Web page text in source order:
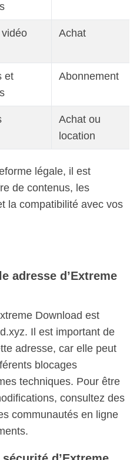
Achat
et
Abonnement
Achat ou
location
légale, il est
de contenus, les
la compatibilité avec vos
adresse d’Extreme
Download est
Il est important de
adresse, car elle peut
blocages
techniques. Pour être
consultez des
communautés en ligne